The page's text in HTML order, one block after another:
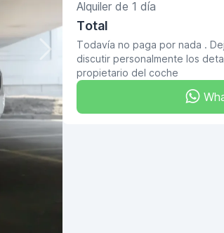
Alquiler de 1 día
Total
Todavía no paga por nada .
discutir personalmente los
propietario del coche